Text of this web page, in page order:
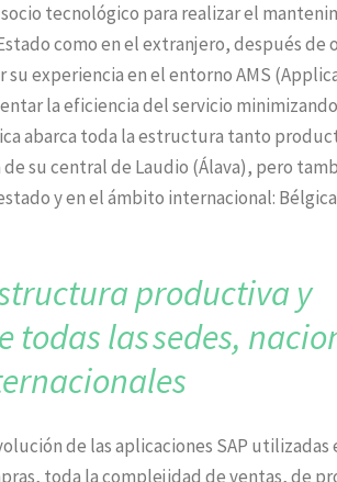
tecnológico para realizar el
como en el extranjero, después de
experiencia en el entorno AMS
la eficiencia del servicio
abarca toda la estructura tanto
su central de Laudio (Álava), pero
y en el ámbito internacional:
productiva y
todas lassedes,
de las aplicaciones SAP utilizadas
toda la complejidad de ventas, de